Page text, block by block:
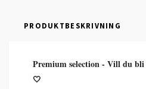
PRODUKTBESKRIVNING
Premium selection - Vill du
🤍